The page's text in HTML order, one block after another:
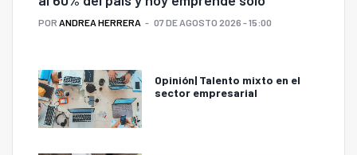
POR ANDREA HERRERA 07 DE AGOSTO 2026 - 15:00
Opinión| Talento mixto en el
sector empresarial